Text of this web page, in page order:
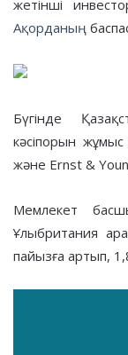
жетінші
Ақорданың
Бүгінде
кәсіпорын
және Ernst &
Мемлекет
Ұлыбритания
пайызға артып,